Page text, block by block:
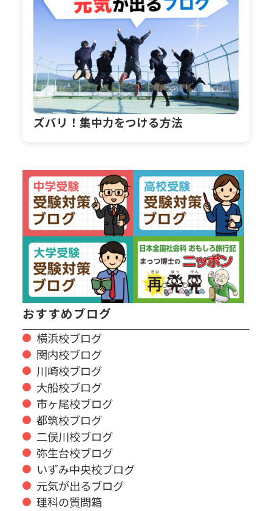
ズバリ！集中力をつける方法
おすすめブログ
横浜校ブログ
関内校ブログ
川崎校ブログ
大船校ブログ
市ヶ尾校ブログ
都筑校ブログ
二俣川校ブログ
弥生台校ブログ
いずみ中央校ブログ
元気が出るブログ
理科の質問箱